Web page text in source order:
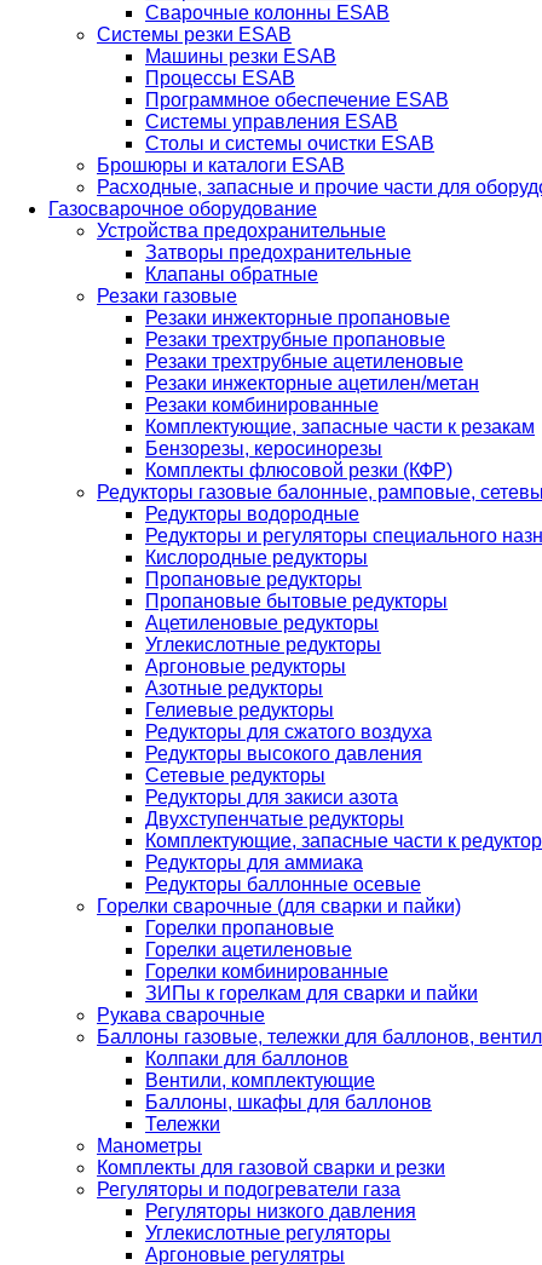
Сварочные колонны ESAB
Системы резки ESAB
Машины резки ESAB
Процессы ESAB
Программное обеспечение ESAB
Системы управления ESAB
Столы и системы очистки ESAB
Брошюры и каталоги ESAB
Расходные, запасные и прочие части для
Газосварочное оборудование
Устройства предохранительные
Затворы предохранительные
Клапаны обратные
Резаки газовые
Резаки инжекторные пропановые
Резаки трехтрубные пропановые
Резаки трехтрубные ацетиленовые
Резаки инжекторные ацетилен/метан
Резаки комбинированные
Комплектующие, запасные части к резакам
Бензорезы, керосинорезы
Комплекты флюсовой резки (КФР)
Редукторы газовые балонные, рамповые,
Редукторы водородные
Редукторы и регуляторы специального
Кислородные редукторы
Пропановые редукторы
Пропановые бытовые редукторы
Ацетиленовые редукторы
Углекислотные редукторы
Аргоновые редукторы
Азотные редукторы
Гелиевые редукторы
Редукторы для сжатого воздуха
Редукторы высокого давления
Сетевые редукторы
Редукторы для закиси азота
Двухступенчатые редукторы
Комплектующие, запасные части к
Редукторы для аммиака
Редукторы баллонные осевые
Горелки сварочные (для сварки и пайки)
Горелки пропановые
Горелки ацетиленовые
Горелки комбинированные
ЗИПы к горелкам для сварки и пайки
Рукава сварочные
Баллоны газовые, тележки для баллонов,
Колпаки для баллонов
Вентили, комплектующие
Баллоны, шкафы для баллонов
Тележки
Манометры
Комплекты для газовой сварки и резки
Регуляторы и подогреватели газа
Регуляторы низкого давления
Углекислотные регуляторы
Аргоновые регулятры